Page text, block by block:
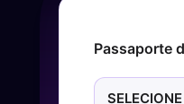
Passaporte